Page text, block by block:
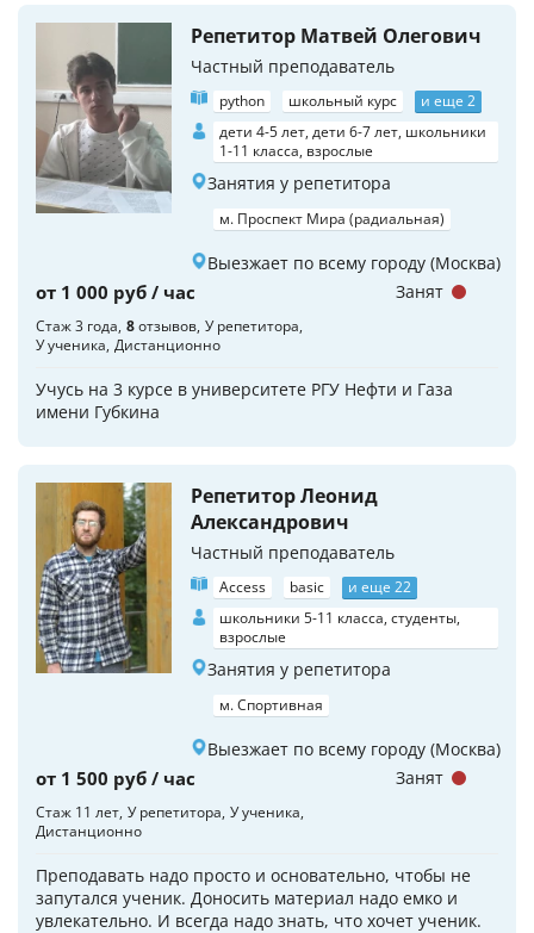
Репетитор Матвей Олегович
Частный преподаватель
python школьный курс
и еще 2
дети 4-5 лет, дети 6-7 лет, школьники
1-11 класса, взрослые
Занятия у репетитора
м. Проспект Мира (радиальная)
Выезжает по всему городу (Москва)
от 1 000 руб / час
Стаж 3 года 8отзывов У репетитора
У ученика Дистанционно
Учусь на 3 курсе в университете РГУ Нефти и Газа
имени Губкина
Занят
Репетитор Леонид
Александрович
Частный преподаватель
Access basic
и еще 22
школьники 5-11 класса, студенты,
взрослые
Занятия у репетитора
м. Спортивная
Выезжает по всему городу (Москва)
от 1 500 руб / час
Стаж 11 лет У репетитора У ученика
Дистанционно
Преподавать надо просто и основательно, чтобы не
запутался ученик. Доносить материал надо емко и
увлекательно. И всегда надо знать, что хочет ученик.
Занят